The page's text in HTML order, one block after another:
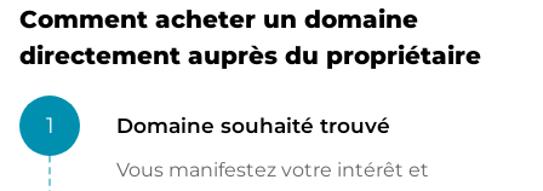
Comment acheter un domaine
directement auprès du propriétaire
1 Domaine souhaité trouvé
Vous manifestez votre intérêt et